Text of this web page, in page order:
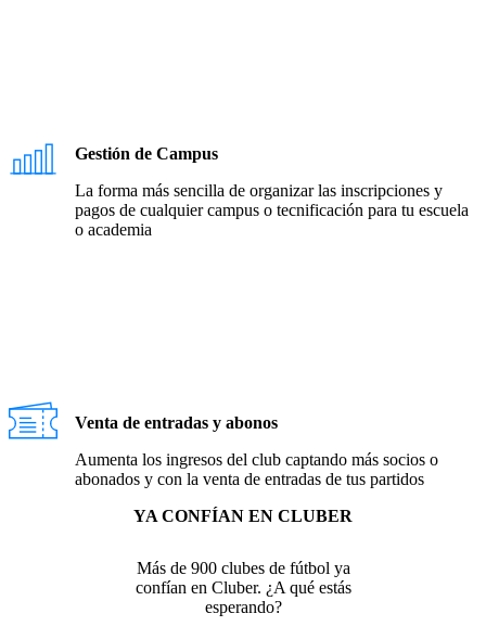
Gestión de Campus
La forma más sencilla de organizar las inscripciones y
pagos de cualquier campus o tecnificación para tu escuela
o academia
Venta de entradas y abonos
Aumenta los ingresos del club captando más socios o
abonados y con la venta de entradas de tus partidos
YA CONFÍAN EN CLUBER
Más de 900 clubes de fútbol ya
confían en Cluber. ¿A qué estás
esperando?